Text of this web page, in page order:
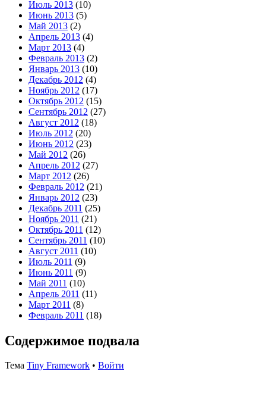
Июль 2013 (10)
Июнь 2013 (5)
Май 2013 (2)
Апрель 2013 (4)
Март 2013 (4)
Февраль 2013 (2)
Январь 2013 (10)
Декабрь 2012 (4)
Ноябрь 2012 (17)
Октябрь 2012 (15)
Сентябрь 2012 (27)
Август 2012 (18)
Июль 2012 (20)
Июнь 2012 (23)
Май 2012 (26)
Апрель 2012 (27)
Март 2012 (26)
Февраль 2012 (21)
Январь 2012 (23)
Декабрь 2011 (25)
Ноябрь 2011 (21)
Октябрь 2011 (12)
Сентябрь 2011 (10)
Август 2011 (10)
Июль 2011 (9)
Июнь 2011 (9)
Май 2011 (10)
Апрель 2011 (11)
Март 2011 (8)
Февраль 2011 (18)
Содержимое подвала
Тема Tiny Framework • Войти